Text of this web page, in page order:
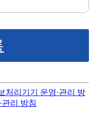
리기기 운영·관리 방
리 방침